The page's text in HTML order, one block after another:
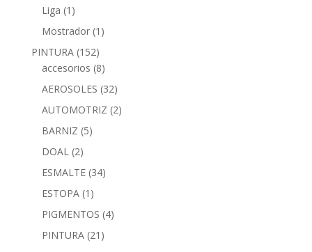
Liga (1)
Mostrador (1)
PINTURA (152)
accesorios (8)
AEROSOLES (32)
AUTOMOTRIZ (2)
BARNIZ (5)
DOAL (2)
ESMALTE (34)
ESTOPA (1)
PIGMENTOS (4)
PINTURA (21)